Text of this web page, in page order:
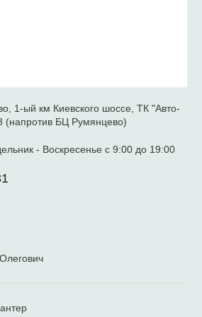
1-ый км Киевского шоссе, ТК "Авто-
(напротив БЦ Румянцево)
- Воскресенье с 9:00 до 19:00